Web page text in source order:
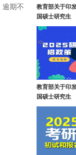
期不
教育部关于印
国硕士研究生
教育部关于印
国硕士研究生